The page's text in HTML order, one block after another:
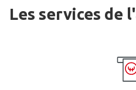
Les services de